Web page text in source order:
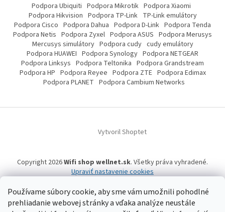
Používame súbory cookie, aby sme vám umožnili pohodlné
prehliadanie webovej stránky a vďaka analýze neustále
Podpora Ubiquiti Podpora Mikrotik Podpora Xiaomi
Podpora Hikvision Podpora TP-Link TP-Link emulátory
Podpora Cisco Podpora Dahua Podpora D-Link Podpora Tenda
Podpora Netis Podpora Zyxel Podpora ASUS Podpora Merusys
Mercusys simulátory Podpora cudy cudy emulátory
Podpora HUAWEI Podpora Synology Podpora NETGEAR
Podpora Linksys Podpora Teltonika Podpora Grandstream
Podpora HP Podpora Reyee Podpora ZTE Podpora Edimax
Podpora PLANET Podpora Cambium Networks
Vytvoril Shoptet
Copyright 2026Wifi shop wellnet.sk. Všetky práva vyhradené.
Upraviť nastavenie cookies
Wifi shop wellnet.sk prevádzkuje spoločnosť WELLNET, s.r.o.,IČO: 36484610,